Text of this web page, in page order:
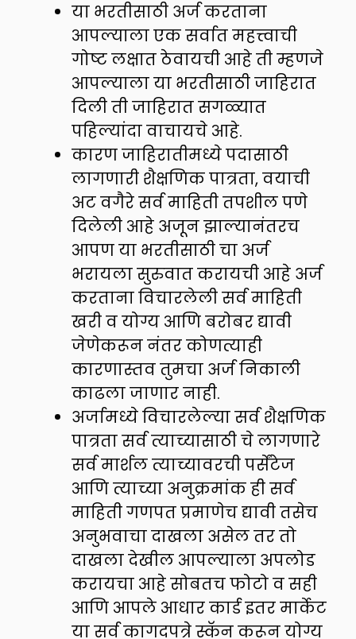
या भरतीसाठी अर्ज करताना
आपल्याला एक सर्वात महत्त्वाची
गोष्ट लक्षात ठेवायची आहे ती म्हणजे
आपल्याला या भरतीसाठी जाहिरात
दिली ती जाहिरात सगळ्यात
पहिल्यांदा वाचायचे आहे.
कारण जाहिरातीमध्ये पदासाठी
लागणारी शैक्षणिक पात्रता, वयाची
अट वगैरे सर्व माहिती तपशील पणे
दिलेली आहे अजून झाल्यानंतरच
आपण या भरतीसाठी चा अर्ज
भरायला सुरुवात करायची आहे अर्ज
करताना विचारलेली सर्व माहिती
खरी व योग्य आणि बरोबर द्यावी
जेणेकरून नंतर कोणत्याही
कारणास्तव तुमचा अर्ज निकाली
काढला जाणार नाही.
अर्जामध्ये विचारलेल्या सर्व शैक्षणिक
पात्रता सर्व त्याच्यासाठी चे लागणारे
सर्व मार्शल त्याच्यावरची पर्सेंटेज
आणि त्याच्या अनुक्रमांक ही सर्व
माहिती गणपत प्रमाणेच द्यावी तसेच
अनुभवाचा दाखला असेल तर तो
दाखला देखील आपल्याला अपलोड
करायचा आहे सोबतच फोटो व सही
आणि आपले आधार कार्ड इतर मार्केट
या सर्व कागदपत्रे स्कॅन करून योग्य